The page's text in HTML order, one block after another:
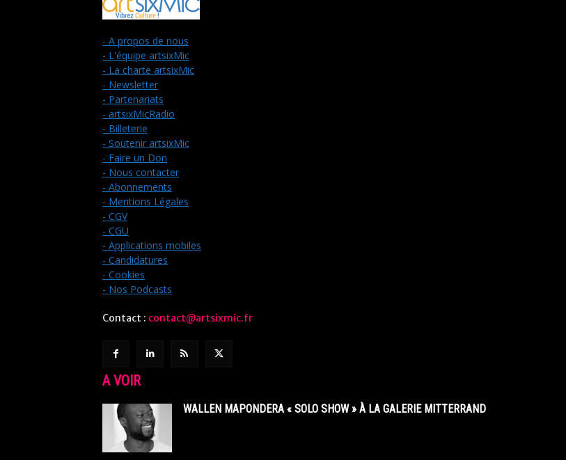
- A propos de nous
- L'équipe artsixMic
- La charte artsixMic
- Newsletter
- Partenariats
- artsixMicRadio
- Billeterie
- Soutenir artsixMic
- Faire un Don
- Nous contacter
- Abonnements
- Mentions Légales
- CGV
- CGU
- Applications mobiles
- Candidatures
- Cookies
- Nos Podcasts
Contact : contact@artsixmic.fr
A VOIR
WALLEN MAPONDERA « SOLO SHOW » À LA GALERIE MITTERRAND